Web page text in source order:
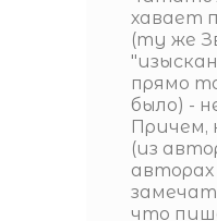
хавает
(ту же
прямо
было) -
Причем,
(из
авторах
что